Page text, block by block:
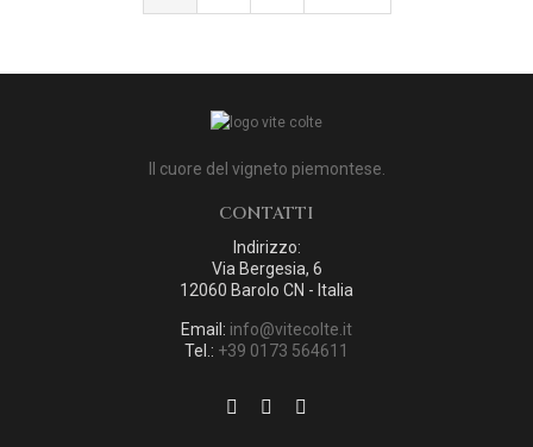
Il cuore del vigneto piemontese.
CONTATTI
Indirizzo:
Via Bergesia, 6
12060 Barolo CN - Italia
Email: info@vitecolte.it
Tel.: +39 0173 564611